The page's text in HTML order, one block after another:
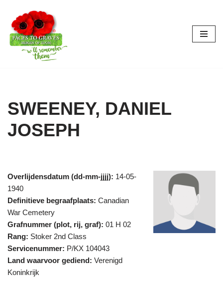
Ga
naar
SWEENEY, DANIEL
JOSEPH
Overlijdensdatum (dd-mm-jjjj): 14-05-
1940
Definitieve begraafplaats: Canadian
War Cemetery
Grafnummer (plot, rij, graf): 01 H 02
Rang: Stoker 2nd Class
Servicenummer: P/KX 104043
Land waarvoor gediend: Verenigd
Koninkrijk